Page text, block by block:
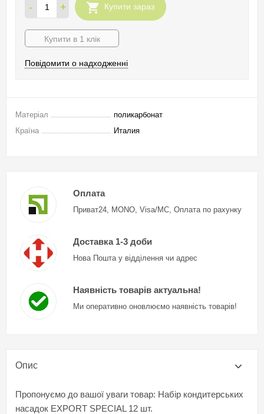
- + Купити зараз
Купити в 1 клік
Повідомити о надходженні
Матеріал
поликарбонат
Країна
Италия
Оплата
Приват24, MONO, Visa/MC, Оплата по рахунку
Доставка 1-3 доби
Нова Пошта у відділення чи адрес
Наявність товарів актуальна!
Ми оперативно оновлюємо наявність товарів!
Опис
Пропонуємо до вашої уваги товар: Набір кондитерських
насадок EXPORT SPECIAL 12 шт.